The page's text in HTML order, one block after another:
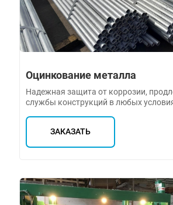
Оцинкование металла
Надежная защита от коррозии,
службы конструкций в любых
ЗАКАЗАТЬ